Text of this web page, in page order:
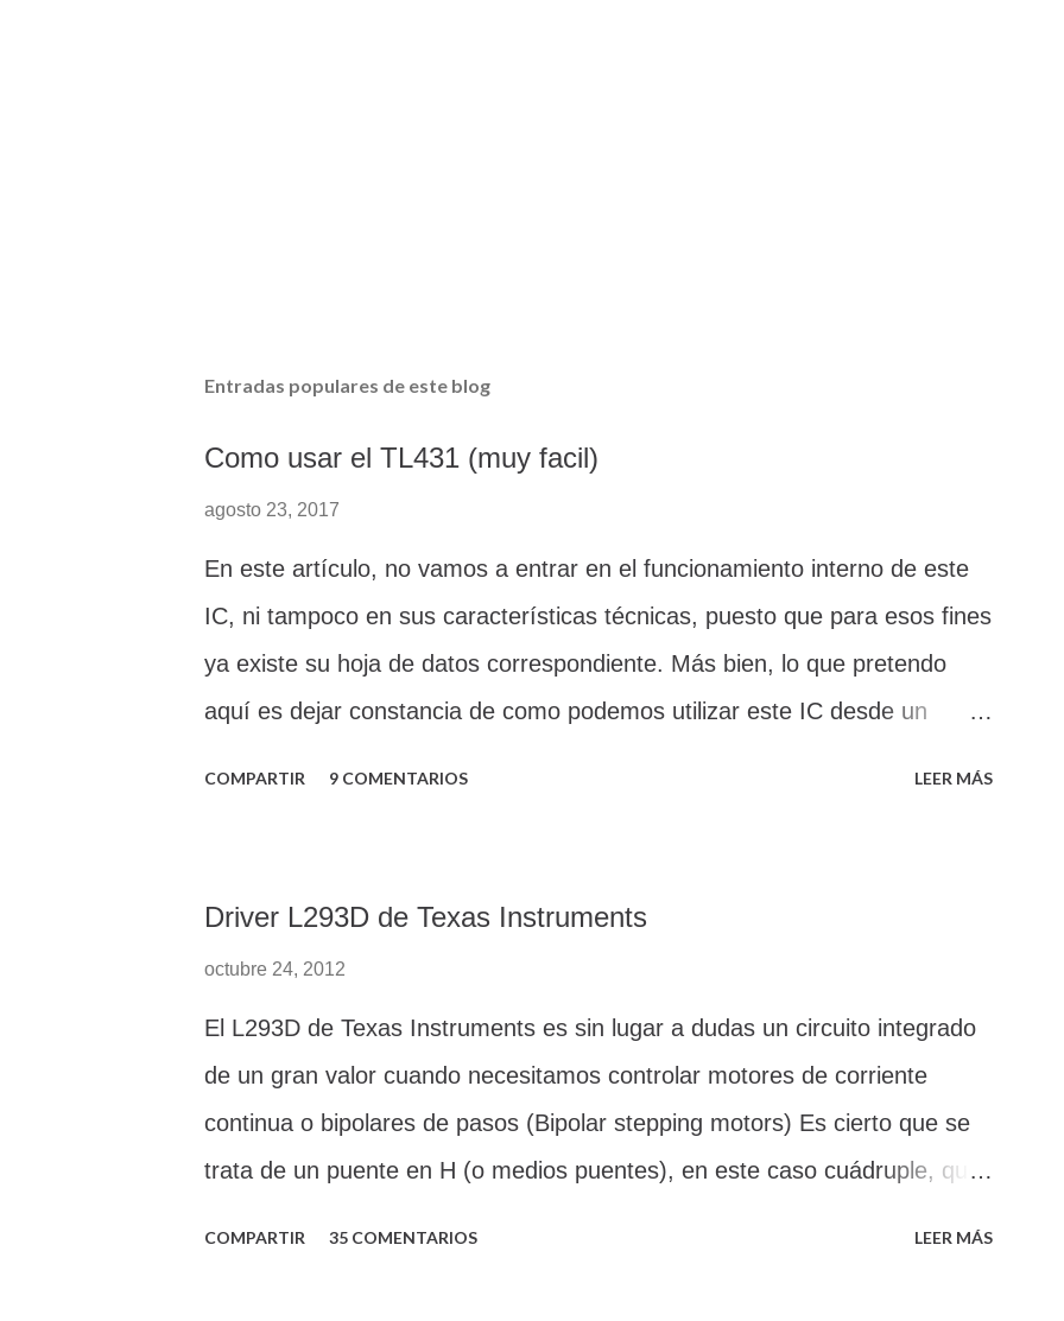
Entradas populares de este blog
Como usar el TL431 (muy facil)
agosto 23, 2017
En este artículo, no vamos a entrar en el funcionamiento interno de este
IC, ni tampoco en sus características técnicas, puesto que para esos fines
ya existe su hoja de datos correspondiente. Más bien, lo que pretendo
aquí es dejar constancia de como podemos utilizar este IC desde un
este IC, pero también bastante confusa o excesivamente técnica, sin
quedará claro como utilizar el TL431 para obtener una tensión de
referencia estable y precisa. Vamos al grano y que mejor que empezar
aclarando que el TL431 NO ES EXACTAMENTE UN ZENER como se
empeñan en decir en muchos sitios, es verdad que se le conoce como el
Zener Progra...
COMPARTIR 9 COMENTARIOS LEER MÁS
Driver L293D de Texas Instruments
octubre 24, 2012
El L293D de Texas Instruments es sin lugar a dudas un circuito integrado
de un gran valor cuando necesitamos controlar motores de corriente
continua o bipolares de pasos (Bipolar stepping motors) Es cierto que se
trata de un puente en H (o medios puentes), en este caso cuádruple, que
COMPARTIR 35 COMENTARIOS LEER MÁS